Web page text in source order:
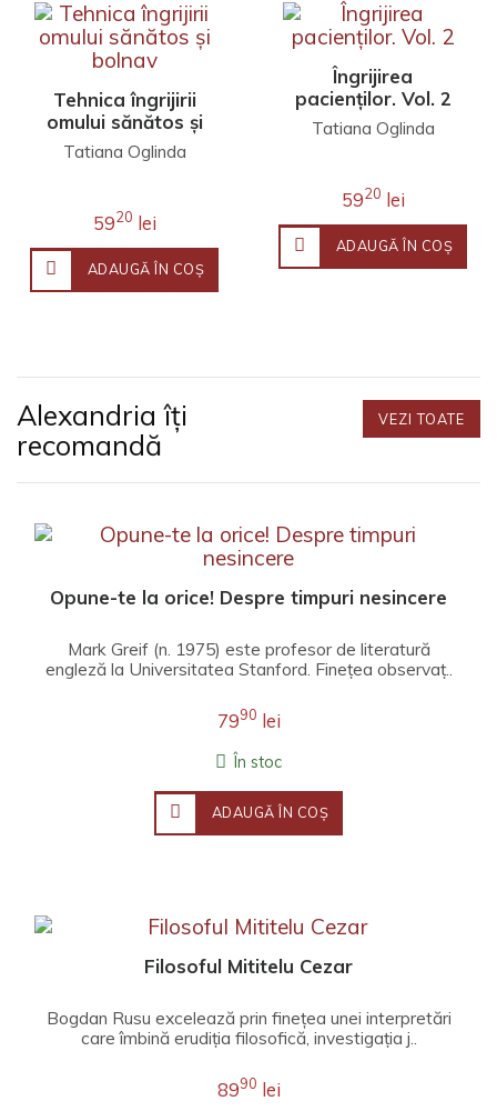
Tehnica îngrijirii
omului sănătos și
bolnav
Tatiana Oglinda
5920 lei
ADAUGĂ ÎN COŞ
Îngrijirea
pacienților. Vol. 2
Tatiana Oglinda
5920 lei
ADAUGĂ ÎN COŞ
Alexandria îți
recomandă
VEZI TOATE
Opune-te la orice! Despre timpuri nesincere
Mark Greif (n. 1975) este profesor de literatură
engleză la Universitatea Stanford. Fineţea observaţ..
7990 lei
În stoc
ADAUGĂ ÎN COŞ
Filosoful Mititelu Cezar
Bogdan Rusu excelează prin finețea unei interpretări
care îmbină erudiția filosofică, investigația j..
8990 lei